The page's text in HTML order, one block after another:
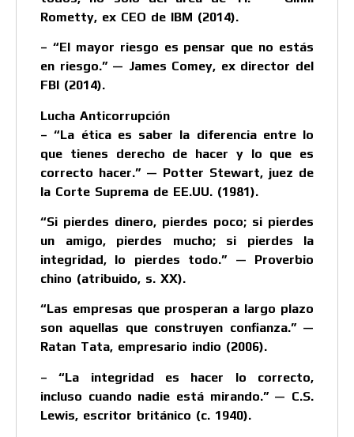
Rometty, ex CEO de IBM (2014).
– “El mayor riesgo es pensar que no estás
en riesgo.” — James Comey, ex director del
FBI (2014).
Lucha Anticorrupción
– “La ética es saber la diferencia entre lo
que tienes derecho de hacer y lo que es
correcto hacer.” — Potter Stewart, juez de
la Corte Suprema de EE.UU. (1981).
“Si pierdes dinero, pierdes poco; si pierdes
un amigo, pierdes mucho; si pierdes la
integridad, lo pierdes todo.” — Proverbio
chino (atribuido, s. XX).
“Las empresas que prosperan a largo plazo
son aquellas que construyen confianza.” —
Ratan Tata, empresario indio (2006).
– “La integridad es hacer lo correcto,
incluso cuando nadie está mirando.” — C.S.
Lewis, escritor británico (c. 1940).